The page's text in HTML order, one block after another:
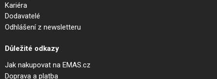
Kariéra
Dodavatelé
Odhlášení z newsletteru
Důležité odkazy
Jak nakupovat na EMAS.cz
Doprava a platba